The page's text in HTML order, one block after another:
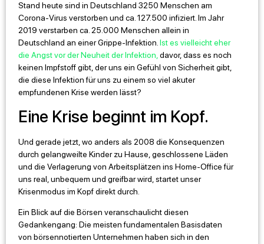
Stand heute sind in Deutschland 3250 Menschen am
Corona-Virus verstorben und ca. 127.500 infiziert. Im Jahr
2019 verstarben ca. 25.000 Menschen allein in
Deutschland an einer Grippe-Infektion. Ist es vielleicht eher
die Angst vor der Neuheit der Infektion, davor, dass es noch
keinen Impfstoff gibt, der uns ein Gefühl von Sicherheit gibt,
die diese Infektion für uns zu einem so viel akuter
empfundenen Krise werden lässt?
Eine Krise beginnt im Kopf.
Und gerade jetzt, wo anders als 2008 die Konsequenzen
durch gelangweilte Kinder zu Hause, geschlossene Läden
und die Verlagerung von Arbeitsplätzen ins Home-Office für
uns real, unbequem und greifbar wird, startet unser
Krisenmodus im Kopf direkt durch.
Ein Blick auf die Börsen veranschaulicht diesen
Gedankengang: Die meisten fundamentalen Basisdaten
von börsennotierten Unternehmen haben sich in den